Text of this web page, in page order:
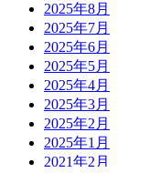
2025年8月
2025年7月
2025年6月
2025年5月
2025年4月
2025年3月
2025年2月
2025年1月
2021年2月